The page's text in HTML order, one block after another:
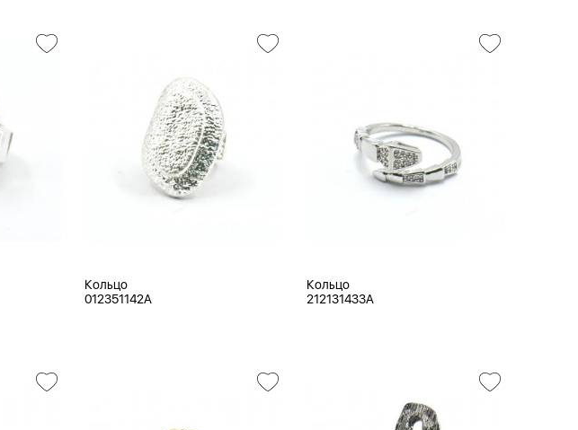
Кольцо
012351142A
Кольцо
212131433A